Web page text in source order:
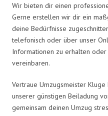
Wir bieten dir einen
Gerne erstellen wir dir ein
deine Bedürfnisse
telefonisch oder über unser
Informationen zu erhalten
vereinbaren.
Vertraue Umzugsmeister
unserer günstigen Beiladung
gemeinsam deinen Umzug